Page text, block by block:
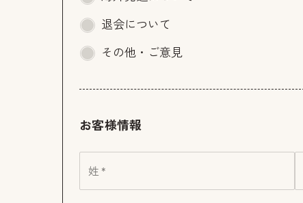
退会について
その他・ご意見
お客様情報
姓 *